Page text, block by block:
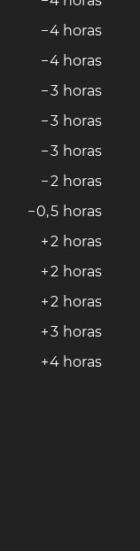
−4 horas
−4 horas
−3 horas
−3 horas
−3 horas
−2 horas
−0,5 horas
+2 horas
+2 horas
+2 horas
+3 horas
+4 horas